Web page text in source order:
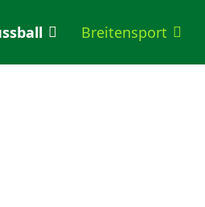
Breitensport